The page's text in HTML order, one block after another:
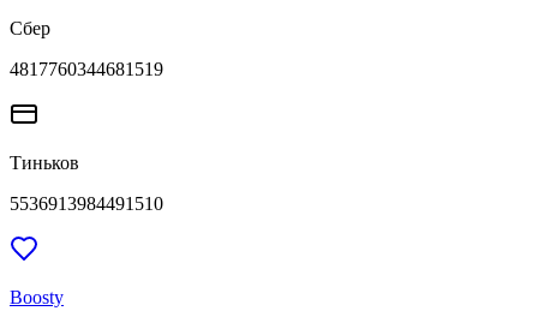
Сбер
4817760344681519
Тиньков
5536913984491510
Boosty